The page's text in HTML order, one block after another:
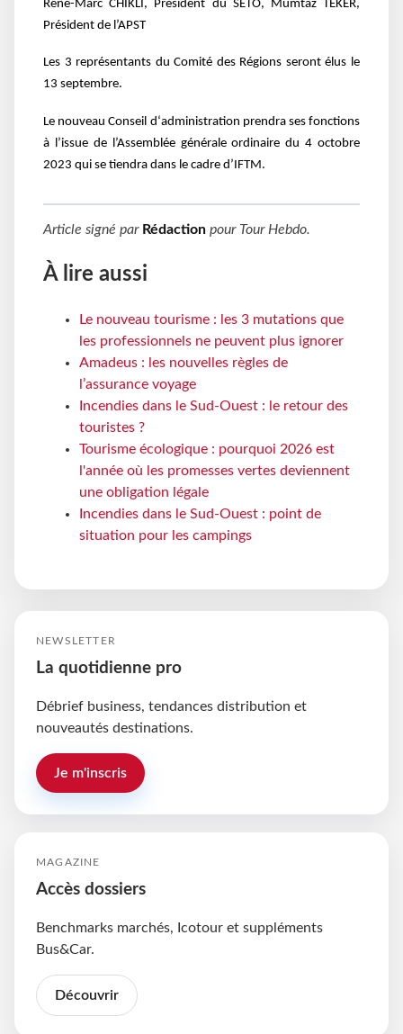
René-Marc CHIKLI, Président du SETO, Mumtaz TEKER,
Président de l’APST
Les 3 représentants du Comité des Régions seront élus le
13 septembre.
Le nouveau Conseil d‘administration prendra ses fonctions
à l’issue de l’Assemblée générale ordinaire du 4 octobre
2023 qui se tiendra dans le cadre d’IFTM.
Article signé par Rédaction pour Tour Hebdo.
À lire aussi
Le nouveau tourisme : les 3 mutations que
les professionnels ne peuvent plus ignorer
Amadeus : les nouvelles règles de
l’assurance voyage
Incendies dans le Sud-Ouest : le retour des
touristes ?
Tourisme écologique : pourquoi 2026 est
l'année où les promesses vertes deviennent
une obligation légale
Incendies dans le Sud-Ouest : point de
situation pour les campings
NEWSLETTER
La quotidienne pro
Débrief business, tendances distribution et
nouveautés destinations.
Je m'inscris
MAGAZINE
Accès dossiers
Benchmarks marchés, Icotour et suppléments
Bus&Car.
Découvrir